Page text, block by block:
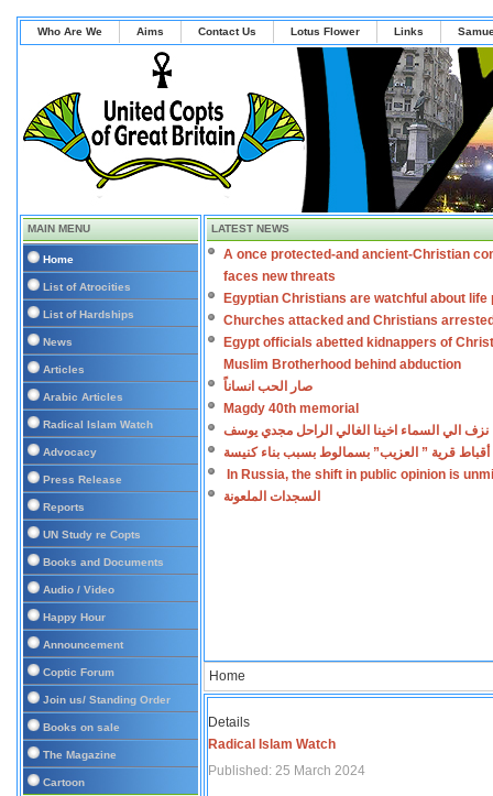
Who Are We Aims Contact Us Lotus Flower Links
MAIN MENU
Home
List of Atrocities
List of Hardships
News
Articles
Arabic Articles
Radical Islam Watch
Advocacy
Press Release
Reports
UN Study re Copts
Books and Documents
Audio / Video
Happy Hour
Announcement
Coptic Forum
Join us/ Standing Order
Books on sale
The Magazine
Cartoon
LATEST NEWS
A once protected-and ancient-Christian
faces new threats
Egyptian Christians are watchful about life
Churches attacked and Christians
Egypt officials abetted kidnappers of
Muslim Brotherhood behind abduction
صار الحب انساناً
Magdy 40th memorial
نزف الي السماء اخينا الغالي الراحل مجدي يوسف
أقباط قرية ” العزيب” بسمالوط بسبب بناء كنيسة
In Russia, the shift in public opinion is
السجدات الملعونة
Home
Details
Radical Islam Watch
Published: 25 March 2024